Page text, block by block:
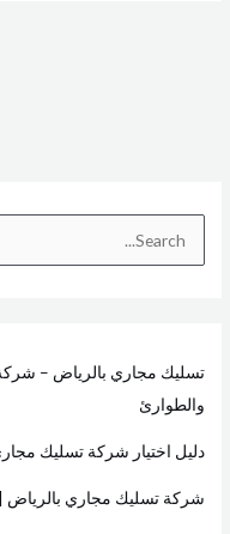
ث
ع
تسليك مجاري بالرياض –
والطوارئ
دليل اختيار شركة تسليك مجاري في
شركة تسليك مجاري بالرياض | 0534203163 | خدمة 24 ساعة